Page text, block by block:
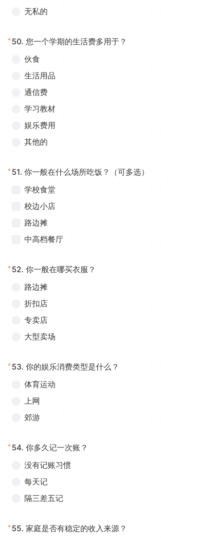
无私的
* 50. 您一个学期的生活费多用于？
伙食
生活用品
通信费
学习教材
娱乐费用
其他的
* 51. 你一般在什么场所吃饭？（可多选）
学校食堂
校边小店
路边摊
中高档餐厅
* 52. 你一般在哪买衣服？
路边摊
折扣店
专卖店
大型卖场
* 53. 你的娱乐消费类型是什么？
体育运动
上网
郊游
* 54. 你多久记一次账？
没有记账习惯
每天记
隔三差五记
* 55. 家庭是否有稳定的收入来源？